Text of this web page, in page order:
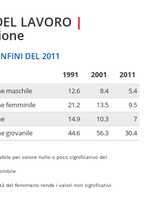
LAVORO |
DEL 2011
1991 2001 2011
maschile 12.6 8.4
5.4
femminile
21.2 13.5
9.5
14.9 10.3
7
giovanile
44.6 56.3 30.4
per valore nullo o poco significativo del
del fenomeno rende i valori non significativi